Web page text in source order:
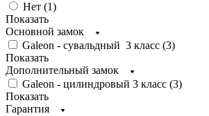
Нет (1)
Показать
Основной замок
Galeon - сувальдный 3 класс (3)
Показать
Дополнительный замок
Galeon - цилиндровый 3 класс (3)
Показать
Гарантия